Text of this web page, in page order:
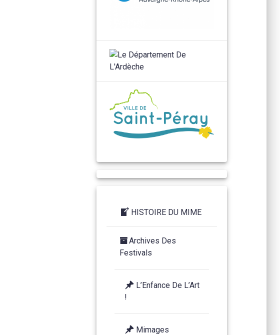
HISTOIRE DU MIME
Archives Des
Festivals
L’Enfance De L’Art
!
Mimages